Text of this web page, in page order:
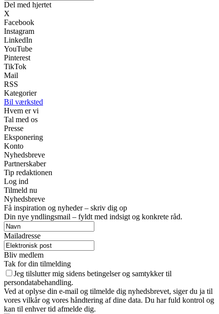
Del med hjertet
X
Facebook
Instagram
LinkedIn
YouTube
Pinterest
TikTok
Mail
RSS
Kategorier
Bil værksted
Hvem er vi
Tal med os
Presse
Eksponering
Konto
Nyhedsbreve
Partnerskaber
Tip redaktionen
Log ind
Tilmeld nu
Nyhedsbreve
Få inspiration og nyheder – skriv dig op
Din nye yndlingsmail – fyldt med indsigt og konkrete råd.
Mailadresse
Bliv medlem
Tak for din tilmelding
Jeg tilslutter mig sidens betingelser og samtykker til
persondatabehandling.
Ved at oplyse din e-mail og tilmelde dig nyhedsbrevet, siger du ja til
vores vilkår og vores håndtering af dine data. Du har fuld kontrol og
kan til enhver tid afmelde dig.